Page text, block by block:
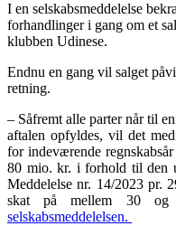
I en selskabsmeddelelse
forhandlinger i gang om et
klubben Udinese.
Endnu en gang vil salget
retning.
– Såfremt alle parter når til
aftalen opfyldes, vil det
for indeværende
80 mio. kr. i forhold til den
Meddelelse nr. 14/2023 pr.
skat på mellem 30
selskabsmeddelelsen.